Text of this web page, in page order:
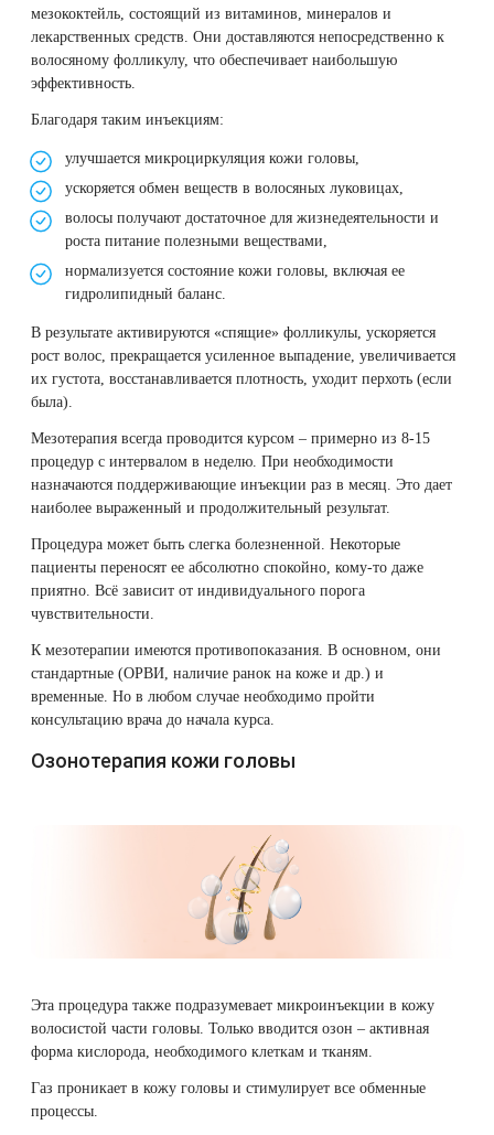
мезококтейль, состоящий из витаминов, минералов и
лекарственных средств. Они доставляются непосредственно к
волосяному фолликулу, что обеспечивает наибольшую
эффективность.
Благодаря таким инъекциям:
улучшается микроциркуляция кожи головы,
ускоряется обмен веществ в волосяных луковицах,
волосы получают достаточное для жизнедеятельности и
роста питание полезными веществами,
нормализуется состояние кожи головы, включая ее
гидролипидный баланс.
В результате активируются «спящие» фолликулы, ускоряется
рост волос, прекращается усиленное выпадение, увеличивается
их густота, восстанавливается плотность, уходит перхоть (если
была).
Мезотерапия всегда проводится курсом – примерно из 8-15
процедур с интервалом в неделю. При необходимости
назначаются поддерживающие инъекции раз в месяц. Это дает
наиболее выраженный и продолжительный результат.
Процедура может быть слегка болезненной. Некоторые
пациенты переносят ее абсолютно спокойно, кому-то даже
приятно. Всё зависит от индивидуального порога
чувствительности.
К мезотерапии имеются противопоказания. В основном, они
стандартные (ОРВИ, наличие ранок на коже и др.) и
временные. Но в любом случае необходимо пройти
консультацию врача до начала курса.
Озонотерапия кожи головы
Эта процедура также подразумевает микроинъекции в кожу
волосистой части головы. Только вводится озон – активная
форма кислорода, необходимого клеткам и тканям.
Газ проникает в кожу головы и стимулирует все обменные
процессы.